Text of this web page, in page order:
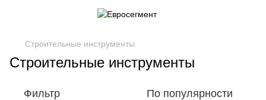
Строительные инструменты
Строительные инструменты
Фильтр По популярности